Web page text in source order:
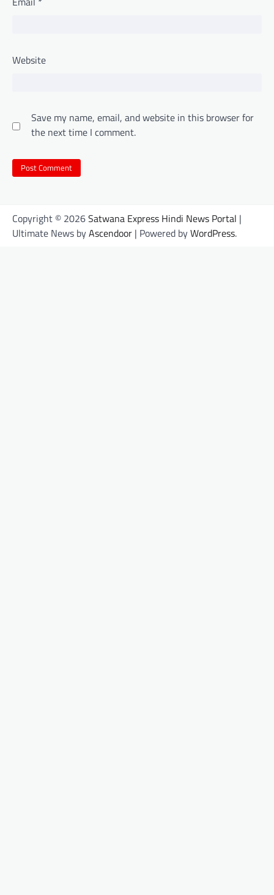
Website
Save my name, email, and website in this browser for
the next time I comment.
Copyright © 2026Satwana Express Hindi News Portal |
Ultimate News byAscendoor | Powered byWordPress.